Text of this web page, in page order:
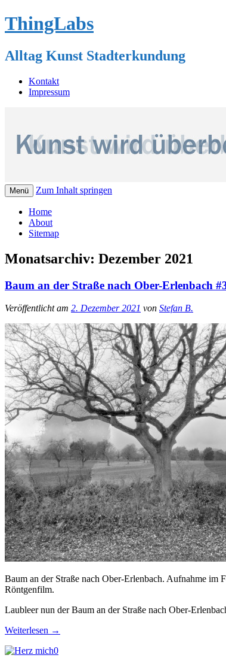
ThingLabs
Alltag Kunst Stadterkundung
Kontakt
Impressum
Menü Zum Inhalt springen
Home
About
Sitemap
Monatsarchiv: Dezember 2021
Baum an der Straße nach Ober-Erlenbach
Veröffentlicht am 2. Dezember 2021 von Stefan B.
Baum an der Straße nach Ober-Erlenbach. Aufnahme im
Röntgenfilm.
Laubleer nun der Baum an der Straße nach Ober-
Weiterlesen →
0